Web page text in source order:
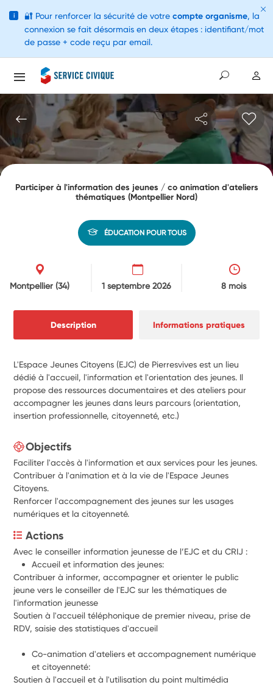
Participer à l'information des jeunes / co animation d'ateliers
thématiques (Montpellier Nord)
ÉDUCATION POUR TOUS
Montpellier (34) 1 septembre 2026 8 mois
Description Informations pratiques
L'Espace Jeunes Citoyens (EJC) de Pierresvives est un lieu
dédié à l'accueil, l'information et l'orientation des jeunes. Il
propose des ressources documentaires et des ateliers pour
accompagner les jeunes dans leurs parcours (orientation,
insertion professionnelle, citoyenneté, etc.)
Objectifs
Faciliter l'accès à l'information et aux services pour les jeunes.
Contribuer à l'animation et à la vie de l'Espace Jeunes
Citoyens.
Renforcer l'accompagnement des jeunes sur les usages
numériques et la citoyenneté.
Actions
Avec le conseiller information jeunesse de l’EJC et du CRIJ :
Accueil et information des jeunes:
Contribuer à informer, accompagner et orienter le public
jeune vers le conseiller de l'EJC sur les thématiques de
l'information jeunesse
Soutien à l'accueil téléphonique de premier niveau, prise de
RDV, saisie des statistiques d'accueil
Co-animation d'ateliers et accompagnement numérique
et citoyenneté:
Soutien à l'accueil et à l'utilisation du point multimédia
i 🔐 Pour renforcer la sécurité de votre compte organisme, la
connexion se fait désormais en deux étapes : identifiant/mot
de passe + code reçu par email.